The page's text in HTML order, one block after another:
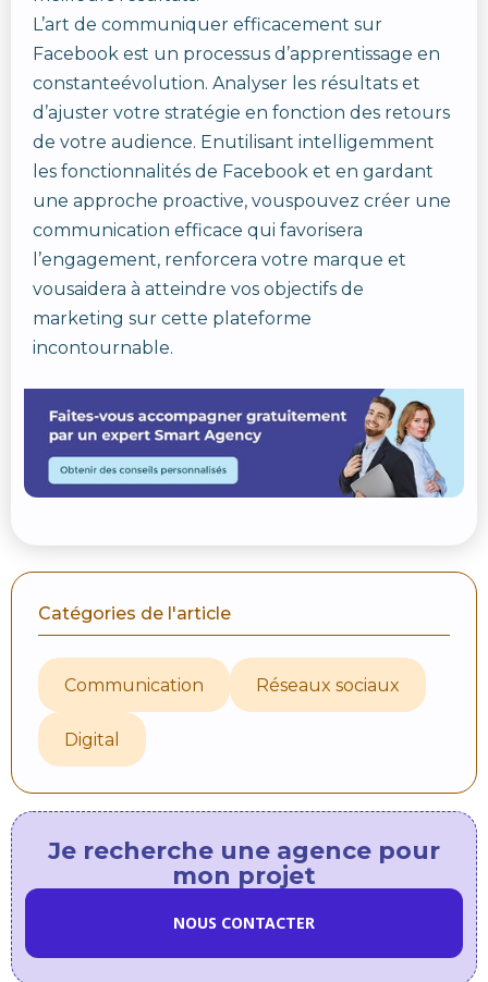
L’art de communiquer efficacement sur
Facebook est un processus d’apprentissage en
constanteévolution. Analyser les résultats et
d’ajuster votre stratégie en fonction des retours
de votre audience. Enutilisant intelligemment
les fonctionnalités de Facebook et en gardant
une approche proactive, vouspouvez créer une
communication efficace qui favorisera
l’engagement, renforcera votre marque et
vousaidera à atteindre vos objectifs de
marketing sur cette plateforme
incontournable.
Catégories de l'article
Communication Réseaux sociaux
Digital
Je recherche une agence pour
mon projet
NOUS CONTACTER